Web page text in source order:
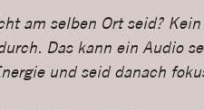
am selben Ort seid?
Das kann ein Audio
und seid danach